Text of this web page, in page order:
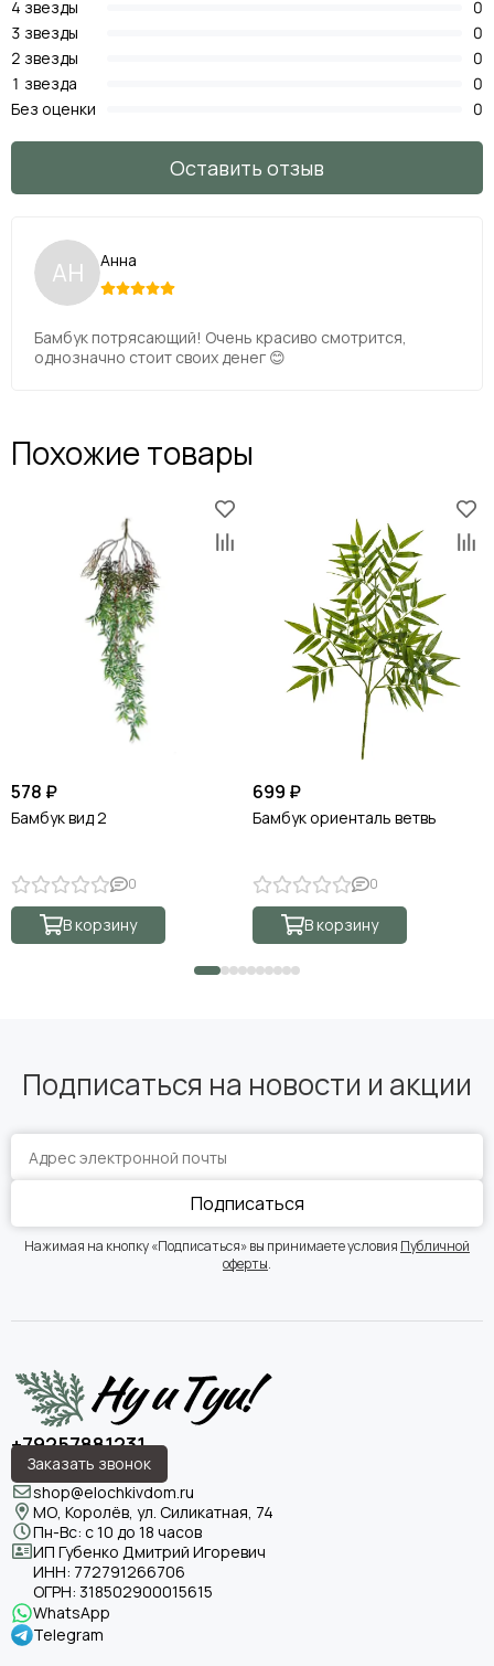
АН Анна
Бамбук потрясающий! Очень красиво смотрится,
однозначно стоит своих денег 😊
4 звезды
0
3 звезды
0
2 звезды
0
1 звезда
0
Без оценки
0
Оставить отзыв
Похожие товары
578 ₽
Бамбук вид 2
0
В корзину
699 ₽
Бамбук ориенталь ветвь
0
В корзину
Подписаться на новости и акции
Подписаться
Нажимая на кнопку «Подписаться» вы принимаете условия Публичной
оферты.
+79257881231
Заказать звонок
shop@elochkivdom.ru
МО, Королёв, ул. Силикатная, 74
Пн-Вс: с 10 до 18 часов
ИП Губенко Дмитрий Игоревич
ИНН: 772791266706
ОГРН: 318502900015615
WhatsApp
Telegram